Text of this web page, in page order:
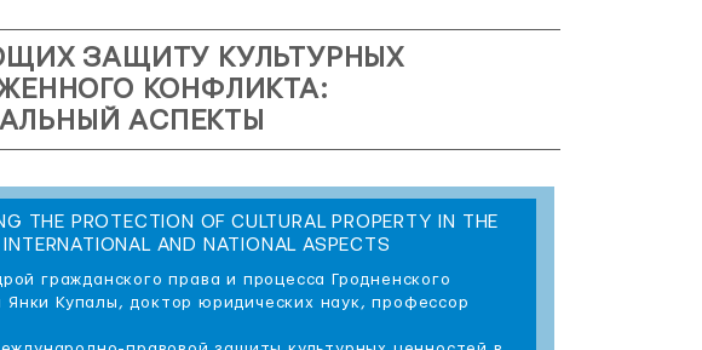
ЗАЩИТУ КУЛЬТУРНЫХ
КОНФЛИКТА:
АСПЕКТЫ
THE PROTECTION OF CULTURAL PROPERTY IN THE
AND NATIONAL ASPECTS
гражданского права и процесса Гродненского
Янки Купалы, доктор юридических наук, профессор